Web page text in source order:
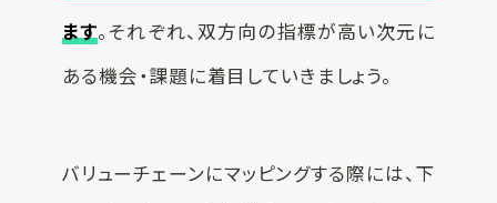
ます。それぞれ、双方向の指標が高い次元に
ある機会・課題に着目していきましょう。
バリューチェーンにマッピングする際には、下